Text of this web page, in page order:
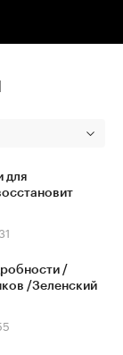
для
/
/Зеленский